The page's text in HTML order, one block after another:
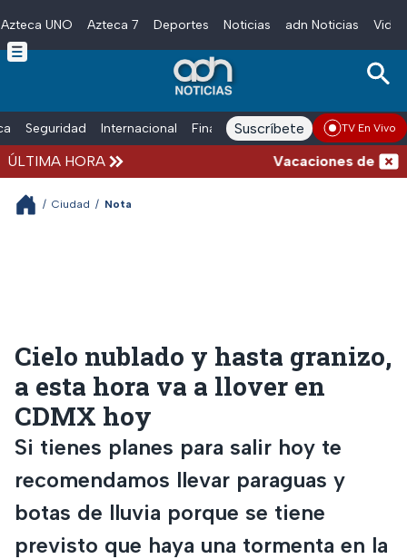
Skip to main content
Azteca UNO Azteca 7 Deportes Noticias adn Noticias
Seguridad Internacional Finanzas adn Noticias Radio
Suscríbete TV En Vivo
ÚLTIMA HORA Vacaciones de
/ Ciudad / Nota
Cielo nublado y hasta granizo,
a esta hora va a llover en
CDMX hoy
Si tienes planes para salir hoy te
recomendamos llevar paraguas y
botas de lluvia porque se tiene
previsto que haya una tormenta en la